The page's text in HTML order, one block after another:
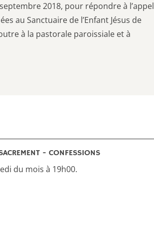
2018, pour répondre à l’appel
au Sanctuaire de l’Enfant Jésus de
à la pastorale paroissiale et à
- CONFESSIONS
du mois à 19h00.